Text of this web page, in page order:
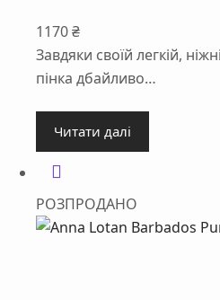
1170₴
Завдяки своїй легкій,
пінка дбайливо…
Читати далі
РОЗПРОДАНО